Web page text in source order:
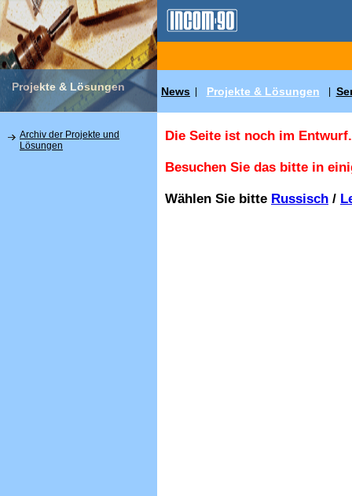
Projekte & Lösungen News Projekte & Lösungen
Archiv der Projekte und
Lösungen
Die Seite ist noch im Entwurf.
Besuchen Sie das bitte in
Wählen Sie bitte Russisch /